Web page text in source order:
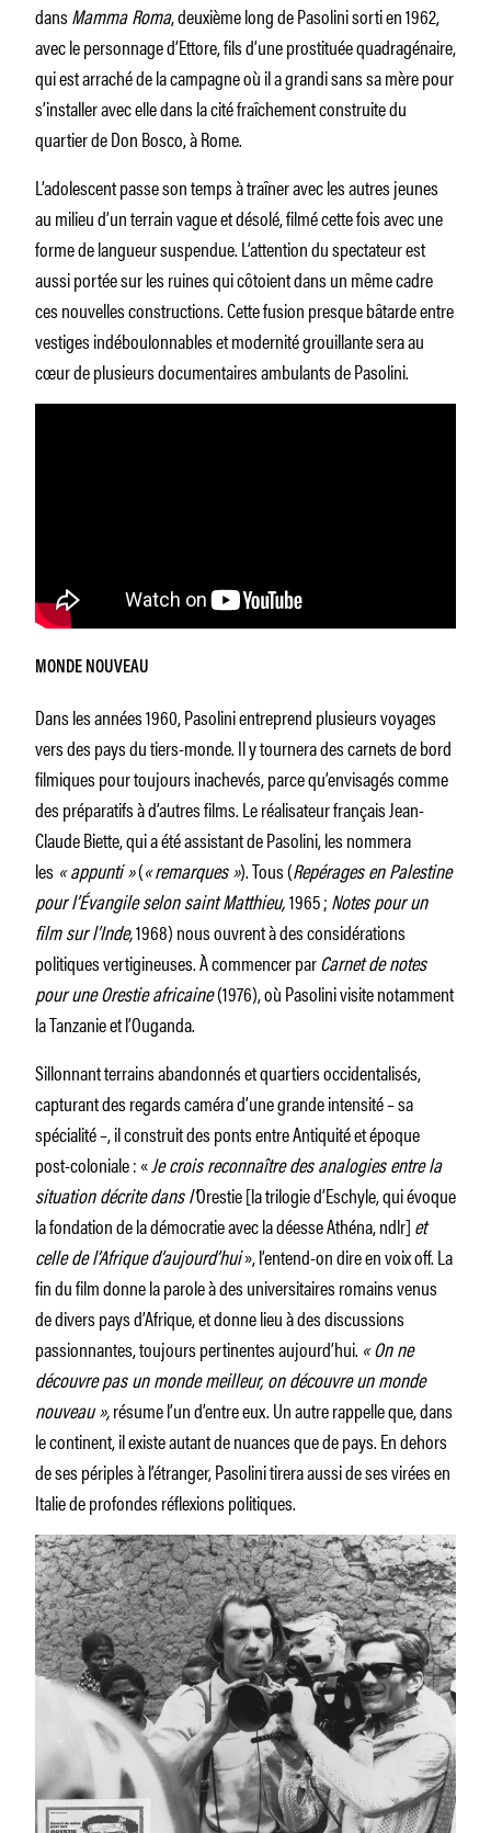
dansMamma Roma, deuxième long de Pasolini sorti en 1962,
avec le personnage d’Ettore, fils d’une prostituée quadragénaire,
qui est arraché de la campagne où il a grandi sans sa mère pour
s’installer avec elle dans la cité fraîchement construite du
quartier de Don Bosco, à Rome.
L’adolescent passe son temps à traîner avec les autres jeunes
au milieu d’un terrain vague et désolé, filmé cette fois avec une
forme de langueur suspendue. L’attention du spectateur est
aussi portée sur les ruines qui côtoient dans un même cadre
ces nouvelles constructions. Cette fusion presque bâtarde entre
vestiges indéboulonnables et modernité grouillante sera au
cœur de plusieurs documentaires ambulants de Pasolini.
MONDE NOUVEAU
Dans les années 1960, Pasolini entreprend plusieurs voyages
vers des pays du tiers-monde. Il y tournera des carnets de bord
filmiques pour toujours inachevés, parce qu’envisagés comme
des préparatifs à d’autres films. Le réalisateur français Jean-
Claude Biette, qui a été assistant de Pasolini, les nommera
les « appunti »(«remarques »). Tous (Repérages en Palestine
pour l’Évangile selon saint Matthieu,1965 ;Notes pour un
film sur l’Inde,1968) nous ouvrent à des considérations
politiques vertigineuses. À commencer parCarnet de notes
pour une Orestie africaine(1976), où Pasolini visite notamment
la Tanzanie et l’Ouganda.
Sillonnant terrains abandonnés et quartiers occidentalisés,
capturant des regards caméra d’une grande intensité – sa
spécialité –, il construit des ponts entre Antiquité et époque
post-coloniale : «Je crois reconnaître des analogies entre la
situation décrite dans l’Orestie [la trilogie d’Eschyle, qui évoque
la fondation de la démocratie avec la déesse Athéna, ndlr]et
celle de l’Afrique d’aujourd’hui», l’entend-on dire en voix off. La
fin du film donne la parole à des universitaires romains venus
de divers pays d’Afrique, et donne lieu à des discussions
passionnantes, toujours pertinentes aujourd’hui. « On ne
découvre pas un monde meilleur, on découvre un monde
nouveau »,résume l’un d’entre eux. Un autre rappelle que, dans
le continent, il existe autant de nuances que de pays. En dehors
de ses périples à l’étranger, Pasolini tirera aussi de ses virées en
Italie de profondes réflexions politiques.